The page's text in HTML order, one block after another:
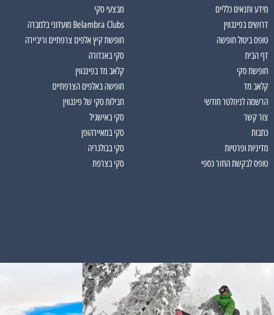
מידע ותנאים כלליים
דרושים בפינגווין
טופס ביטול חופשה
דף הבית
חופשת סקי
קלאב מד
הרשמה לניוזלטר חודשי
צור קשר
כתבות
מדיניות ופרטיות
טופס לבקשת החזר כספי
מבצעי סקי
Belambra Clubs מועדוני בלמברה
חופשת קיץ אלפים צרפתיים וריביירה
סקי באנדורה
קלאב מד בפינגווין
חופשה באלפים הצרפתיים
חבילות סקי של פינגווין
סקי באישגיל
סקי במאיירהופן
סקי בבולגריה
סקי בצרפת